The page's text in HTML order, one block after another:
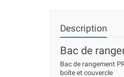
Description
Bac de
Bac de rangement
boîte et couvercle